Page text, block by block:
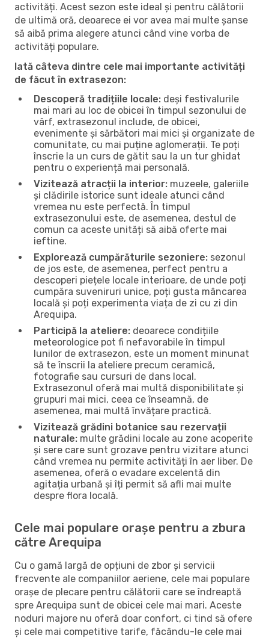
activități. Acest sezon este ideal și pentru călătorii
de ultimă oră, deoarece ei vor avea mai multe șanse
să aibă prima alegere atunci când vine vorba de
activități populare.
Iată câteva dintre cele mai importante activități
de făcut în extrasezon:
Descoperă tradițiile locale: deși festivalurile
mai mari au loc de obicei în timpul sezonului de
vârf, extrasezonul include, de obicei,
evenimente și sărbători mai mici și organizate de
comunitate, cu mai puține aglomerații. Te poți
înscrie la un curs de gătit sau la un tur ghidat
pentru o experiență mai personală.
Vizitează atracții la interior: muzeele, galeriile
și clădirile istorice sunt ideale atunci când
vremea nu este perfectă. În timpul
extrasezonului este, de asemenea, destul de
comun ca aceste unități să aibă oferte mai
ieftine.
Explorează cumpărăturile sezoniere: sezonul
de jos este, de asemenea, perfect pentru a
descoperi piețele locale interioare, de unde poți
cumpăra suveniruri unice, poți gusta mâncarea
locală și poți experimenta viața de zi cu zi din
Arequipa.
Participă la ateliere: deoarece condițiile
meteorologice pot fi nefavorabile în timpul
lunilor de extrasezon, este un moment minunat
să te înscrii la ateliere precum ceramică,
fotografie sau cursuri de dans local.
Extrasezonul oferă mai multă disponibilitate și
grupuri mai mici, ceea ce înseamnă, de
asemenea, mai multă învățare practică.
Vizitează grădini botanice sau rezervații
naturale: multe grădini locale au zone acoperite
și sere care sunt grozave pentru vizitare atunci
când vremea nu permite activități în aer liber. De
asemenea, oferă o evadare excelentă din
agitația urbană și îți permit să afli mai multe
despre flora locală.
Cele mai populare orașe pentru a zbura
către Arequipa
Cu o gamă largă de opțiuni de zbor și servicii
frecvente ale companiilor aeriene, cele mai populare
orașe de plecare pentru călătorii care se îndreaptă
spre Arequipa sunt de obicei cele mai mari. Aceste
noduri majore nu oferă doar confort, ci tind să ofere
și cele mai competitive tarife, făcându-le cele mai